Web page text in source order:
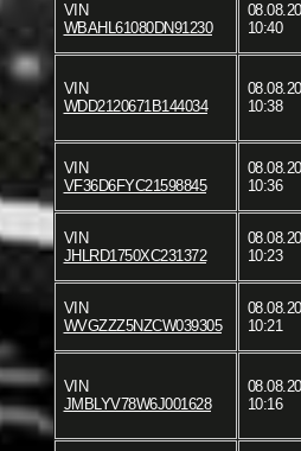
VIN
WBAHL61080DN91230
10:40
VIN
WDD2120671B144034
10:38
VIN
VF36D6FYC21598845
10:36
VIN
JHLRD1750XC231372
10:23
VIN
WVGZZZ5NZCW039305
10:21
VIN
JMBLYV78W6J001628
10:16